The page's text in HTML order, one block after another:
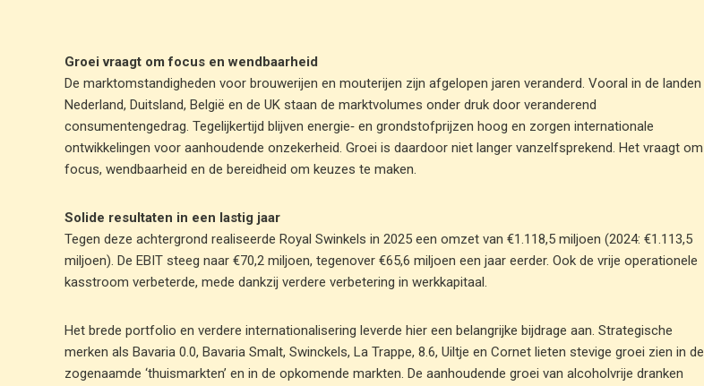
Groei vraagt om focus en wendbaarheid
De marktomstandigheden voor brouwerijen en mouterijen zijn afgelopen jaren veranderd. Vooral in de landen
Nederland, Duitsland, België en de UK staan de marktvolumes onder druk door veranderend
consumentengedrag. Tegelijkertijd blijven energie‑ en grondstofprijzen hoog en zorgen internationale
ontwikkelingen voor aanhoudende onzekerheid. Groei is daardoor niet langer vanzelfsprekend. Het vraagt om
focus, wendbaarheid en de bereidheid om keuzes te maken.
Solide resultaten in een lastig jaar
Tegen deze achtergrond realiseerde Royal Swinkels in 2025 een omzet van €1.118,5 miljoen (2024: €1.113,5
miljoen). De EBIT steeg naar €70,2 miljoen, tegenover €65,6 miljoen een jaar eerder. Ook de vrije operationele
kasstroom verbeterde, mede dankzij verdere verbetering in werkkapitaal.
Het brede portfolio en verdere internationalisering leverde hier een belangrijke bijdrage aan. Strategische
merken als Bavaria 0.0, Bavaria Smalt, Swinckels, La Trappe, 8.6, Uiltje en Cornet lieten stevige groei zien in de
zogenaamde ‘thuismarkten’ en in de opkomende markten. De aanhoudende groei van alcoholvrije dranken